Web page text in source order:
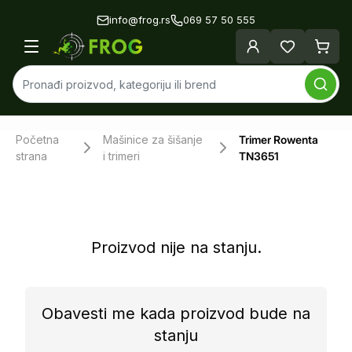
info@frog.rs 069 57 50 555
Početna
strana
Mašinice za šišanje
i trimeri
Trimer Rowenta
TN3651
Proizvod nije na stanju.
Obavesti me kada proizvod bude na
stanju